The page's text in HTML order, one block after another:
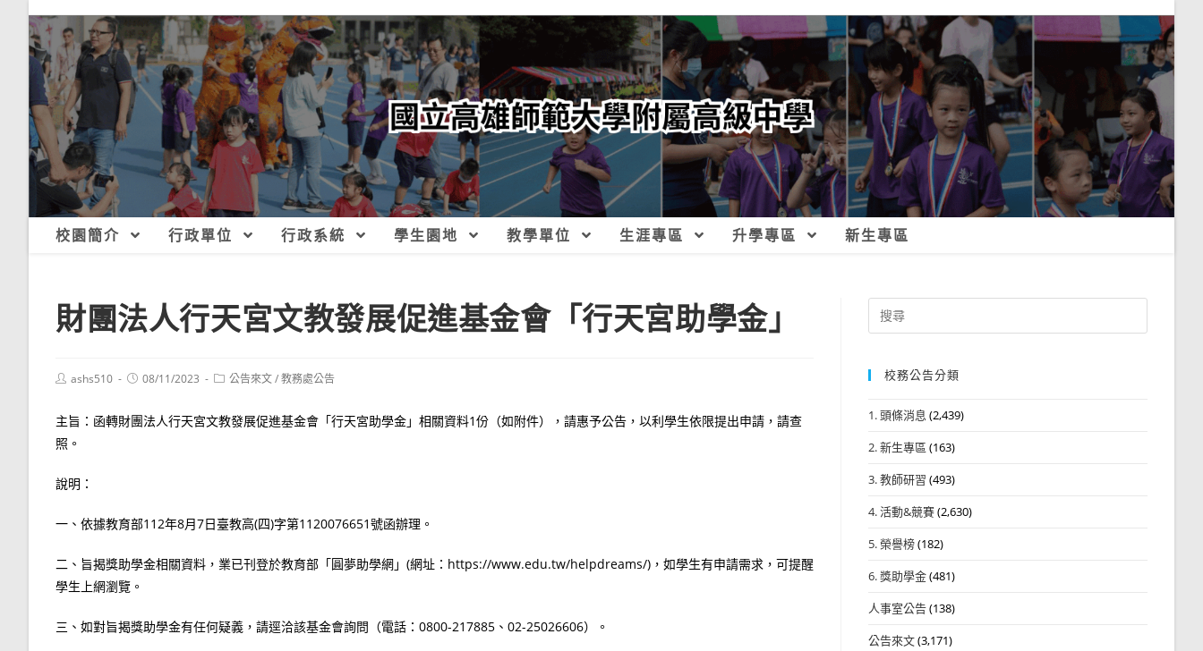
校園簡介 行政單位 行政系統 學生園地 教學單位 生涯專區 升學專區 新生專區
財團法人行天宮文教發展促進基金會「行天宮助學金」
Postashs510
Post08/11/2023
Post公告來文/教務處公告
主旨：函轉財團法人行天宮文教發展促進基金會「行天宮助學金」相關資料1份（如附件），請惠予公告，以利學生依限提出申請，請查
照。
說明：
一、依據教育部112年8月7日臺教高(四)字第1120076651號函辦理。
二、旨揭獎助學金相關資料，業已刊登於教育部「圓夢助學網」(網址：https://www.edu.tw/helpdreams/)，如學生有申請需求，可提醒
學生上網瀏覽。
三、如對旨揭獎助學金有任何疑義，請逕洽該基金會詢問（電話：0800-217885、02-25026606）。
Search
for:
校務公告分類
1. 頭條消息 (2,439)
2. 新生專區 (163)
3. 教師研習 (493)
4. 活動&競賽(2,630)
5. 榮譽榜(182)
6. 獎助學金(481)
人事室公告(138)
公告來文(3,171)